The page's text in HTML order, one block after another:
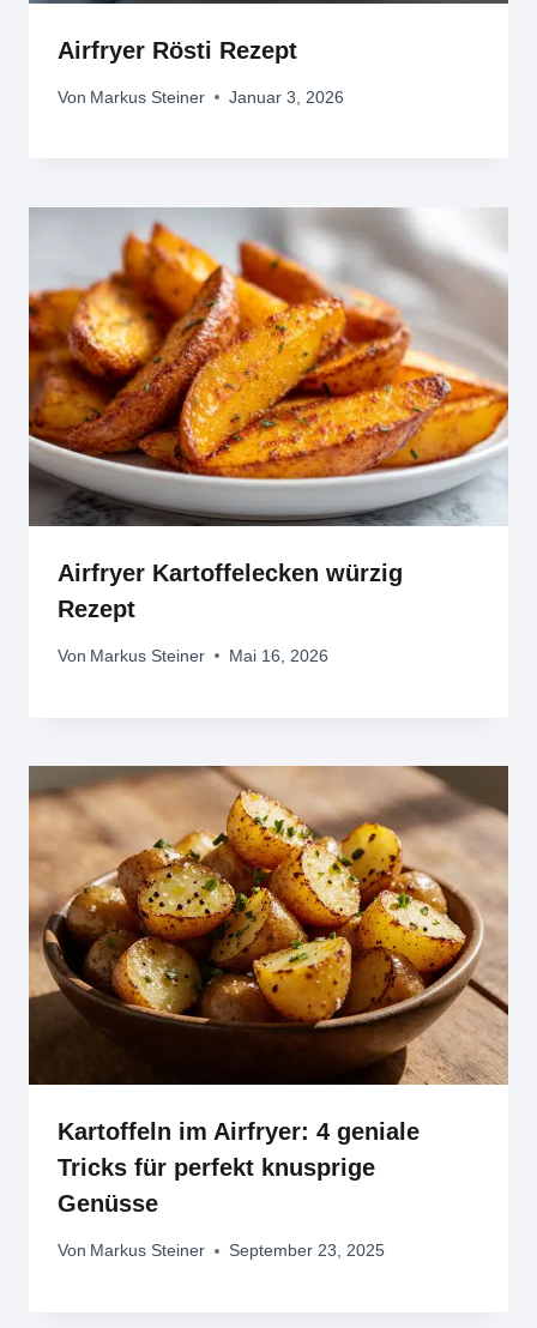
Airfryer Rösti Rezept
Von Markus Steiner Januar 3, 2026
Airfryer Kartoffelecken würzig
Rezept
Von Markus Steiner Mai 16, 2026
Kartoffeln im Airfryer: 4 geniale
Tricks für perfekt knusprige
Genüsse
Von Markus Steiner September 23, 2025